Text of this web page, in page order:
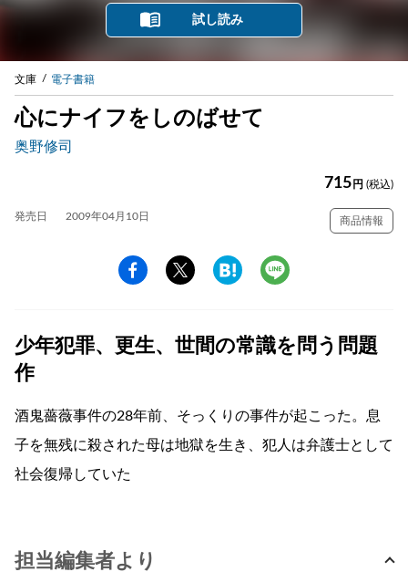
試し読み
文庫 電子書籍
心にナイフをしのばせて
奥野修司
715 円 (税込)
発売日 2009年04月10日 商品情報
少年犯罪、更生、世間の常識を問う問題
作
酒鬼薔薇事件の28年前、そっくりの事件が起こった。息
子を無残に殺された母は地獄を生き、犯人は弁護士として
社会復帰していた
担当編集者より